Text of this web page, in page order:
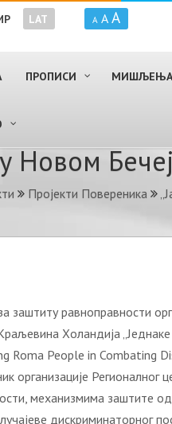
LAT A A A
ПРОПИСИ МИШЉЕЊА
Новом
Пројекти Повереника
заштиту равноправности
Хoлaндиjа
Roma People in Combating
организације
механизмима заштите
дискриминаторног